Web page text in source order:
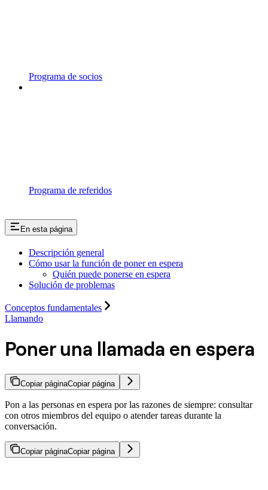
Programa de socios
Programa de referidos
En esta página
Descripción general
Cómo usar la función de poner en espera
Quién puede ponerse en espera
Solución de problemas
Conceptos fundamentales
Llamando
Poner una llamada en espera
Copiar páginaCopiar página
Pon a las personas en espera por las razones de siempre: consultar
con otros miembros del equipo o atender tareas durante la
conversación.
Copiar páginaCopiar página